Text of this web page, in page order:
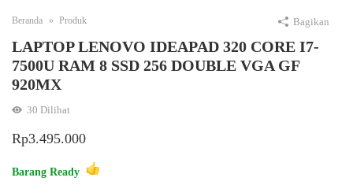
Beranda Produk
LAPTOP LENOVO IDEAPAD 320 CORE I7-
7500U RAM 8 SSD 256 DOUBLE VGA GF
920MX
30 Dilihat
Rp3.495.000
Barang Ready
Bagikan